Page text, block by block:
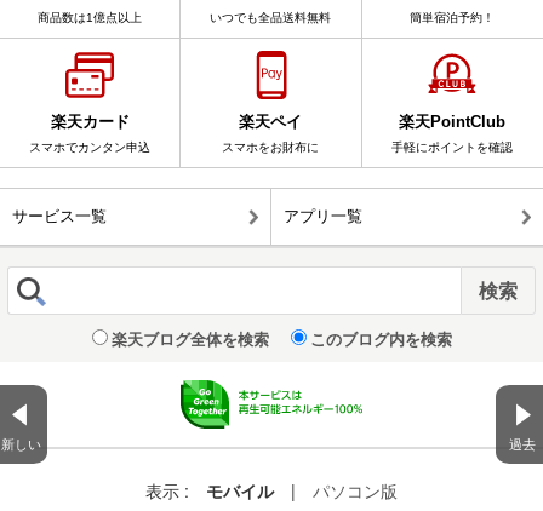
新しい 過去
商品数は1億点以上 いつでも全品送料無料 簡単宿泊予約！
楽天カード
スマホでカンタン申込
楽天ペイ
スマホをお財布に
楽天PointClub
手軽にポイントを確認
サービス一覧 アプリ一覧
楽天ブログ全体を検索 このブログ内を検索
表示 : モバイル | パソコン版